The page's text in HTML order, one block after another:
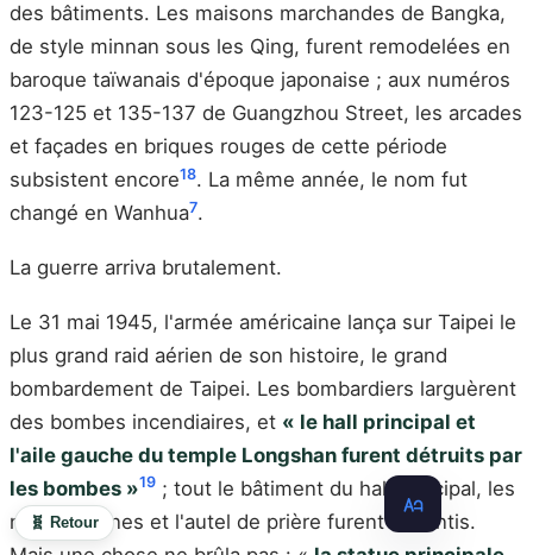
des bâtiments. Les maisons marchandes de Bangka,
de style minnan sous les Qing, furent remodelées en
baroque taïwanais d'époque japonaise ; aux numéros
123-125 et 135-137 de Guangzhou Street, les arcades
et façades en briques rouges de cette période
subsistent encore18. La même année, le nom fut
changé en Wanhua7.
La guerre arriva brutalement.
Le 31 mai 1945, l'armée américaine lança sur Taipei le
plus grand raid aérien de son histoire, le grand
bombardement de Taipei. Les bombardiers larguèrent
des bombes incendiaires, et « le hall principal et
l'aile gauche du temple Longshan furent détruits par
les bombes »19 ; tout le bâtiment du hall principal, les
niches divines et l'autel de prière furent anéantis.
🧬 Retour